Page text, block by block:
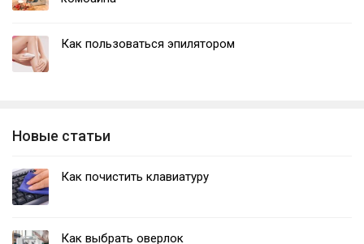
Как пользоваться эпилятором
Новые статьи
Как почистить клавиатуру
Как выбрать оверлок